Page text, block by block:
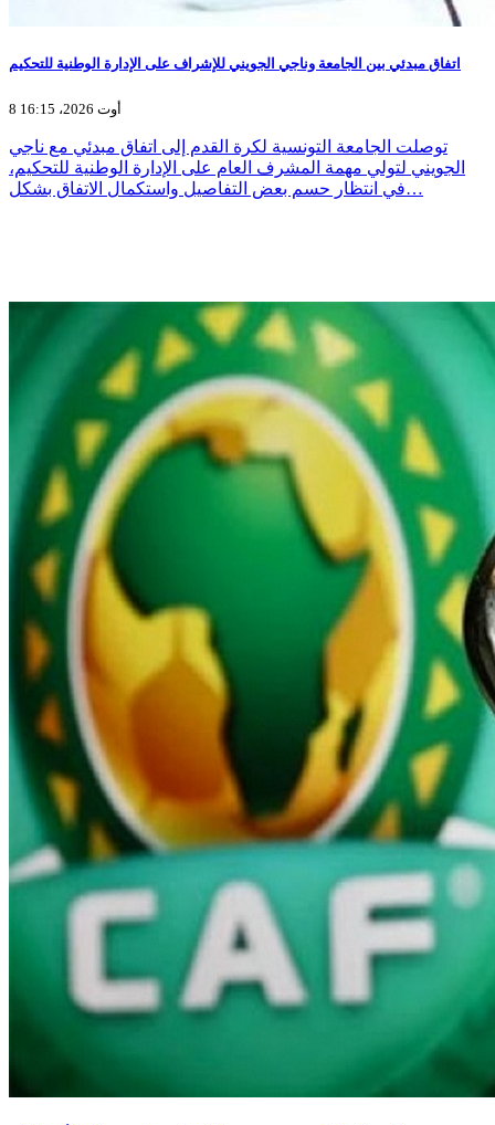
اتفاق مبدئي بين الجامعة وناجي الجويني للإشراف على الإدارة الوطنية للتحكيم
8 أوت 2026، 16:15
توصلت الجامعة التونسية لكرة القدم إلى اتفاق مبدئي مع ناجي
الجويني لتولي مهمة المشرف العام على الإدارة الوطنية للتحكيم،
في انتظار حسم بعض التفاصيل واستكمال الاتفاق بشكل…